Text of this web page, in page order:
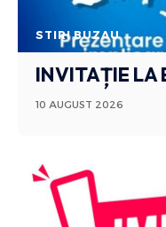
STIRI BUZAU
INVITAȚIE LA
10 AUGUST 2026